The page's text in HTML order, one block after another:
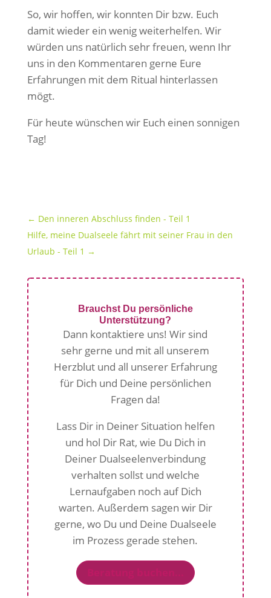
So, wir hoffen, wir konnten Dir bzw. Euch
damit wieder ein wenig weiterhelfen. Wir
würden uns natürlich sehr freuen, wenn Ihr
uns in den Kommentaren gerne Eure
Erfahrungen mit dem Ritual hinterlassen
mögt.
Für heute wünschen wir Euch einen sonnigen
Tag!
← Den inneren Abschluss finden - Teil 1
Hilfe, meine Dualseele fährt mit seiner Frau in den
Urlaub - Teil 1 →
Brauchst Du persönliche
Unterstützung?
Dann kontaktiere uns! Wir sind
sehr gerne und mit all unserem
Herzblut und all unserer Erfahrung
für Dich und Deine persönlichen
Fragen da!
Lass Dir in Deiner Situation helfen
und hol Dir Rat, wie Du Dich in
Deiner Dualseelenverbindung
verhalten sollst und welche
Lernaufgaben noch auf Dich
warten. Außerdem sagen wir Dir
gerne, wo Du und Deine Dualseele
im Prozess gerade stehen.